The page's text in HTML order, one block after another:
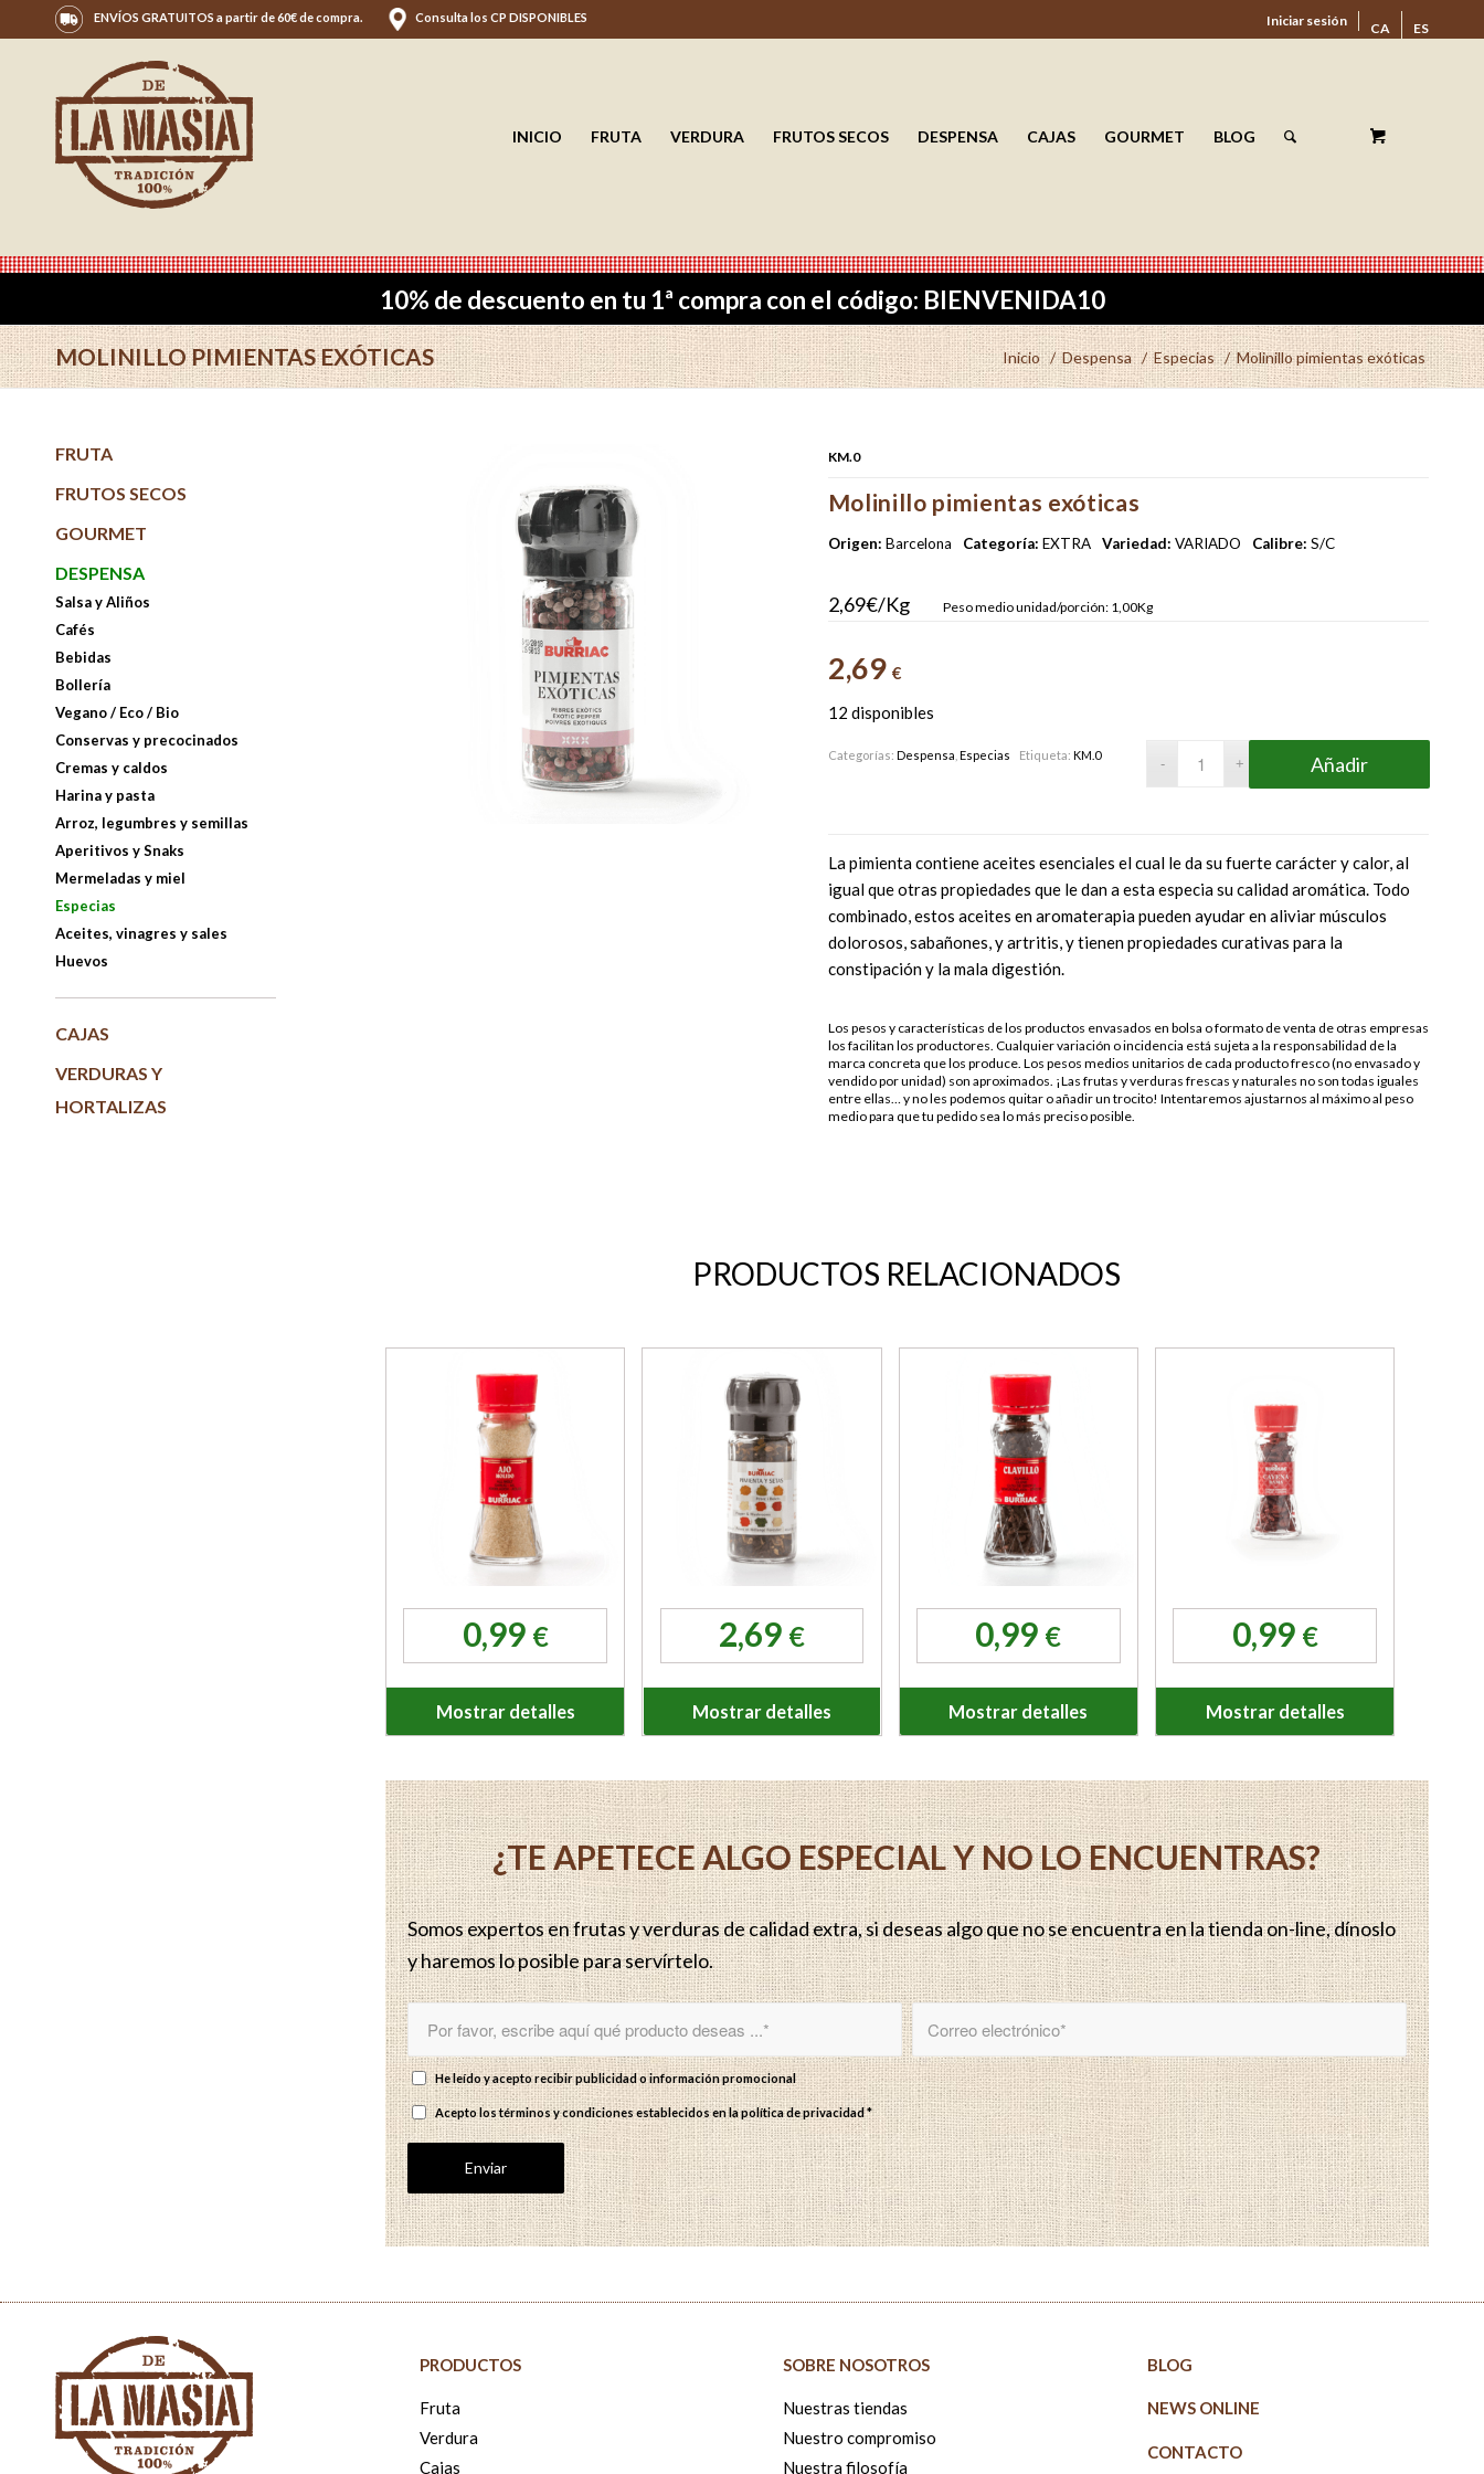
Iniciar sesión CA ES
ENVÍOS GRATUITOS a partir de 60€ de compra. Consulta los CP DISPONIBLES
INICIO FRUTA VERDURA FRUTOS SECOS DESPENSA CAJAS GOURMET BLOG
10% de descuento en tu 1ª compra con el código: BIENVENIDA10
MOLINILLO PIMIENTAS EXÓTICAS Inicio / Despensa / Especias / Molinillo pimientas exóticas
KM.0
Molinillo pimientas exóticas
Origen: Barcelona Categoría: EXTRA Variedad: VARIADO Calibre: S/C
2,69€/Kg Peso medio unidad/porción: 1,00Kg
2,69 €
12 disponibles
Añadir
Categorías: Despensa Especias Etiqueta: KM.0
La pimienta contiene aceites esenciales el cual le da su fuerte carácter y calor, al
igual que otras propiedades que le dan a esta especia su calidad aromática. Todo
combinado, estos aceites en aromaterapia pueden ayudar en aliviar músculos
dolorosos, sabañones, y artritis, y tienen propiedades curativas para la
constipación y la mala digestión.
Los pesos y características de los productos envasados en bolsa o formato de venta de otras empresas
los facilitan los productores. Cualquier variación o incidencia está sujeta a la responsabilidad de la
marca concreta que los produce. Los pesos medios unitarios de cada producto fresco (no envasado y
vendido por unidad) son aproximados. ¡Las frutas y verduras frescas y naturales no son todas iguales
entre ellas… y no les podemos quitar o añadir un trocito! Intentaremos ajustarnos al máximo al peso
medio para que tu pedido sea lo más preciso posible.
PRODUCTOS RELACIONADOS
0,99 €
Mostrar detalles
2,69 €
Mostrar detalles
0,99 €
Mostrar detalles
0,99 €
Mostrar detalles
¿TE APETECE ALGO ESPECIAL Y NO LO ENCUENTRAS?
Somos expertos en frutas y verduras de calidad extra, si deseas algo que no se encuentra en la tienda on-line, dínoslo
y haremos lo posible para servírtelo.
He leído y acepto recibir publicidad o información promocional
Acepto los términos y condiciones establecidos enla política de privacidad*
FRUTA
FRUTOS SECOS
GOURMET
DESPENSA
Salsa y Aliños
Cafés
Bebidas
Bollería
Vegano / Eco / Bio
Conservas y precocinados
Cremas y caldos
Harina y pasta
Arroz, legumbres y semillas
Aperitivos y Snaks
Mermeladas y miel
Especias
Aceites, vinagres y sales
Huevos
CAJAS
VERDURAS Y
HORTALIZAS
PRODUCTOS
Fruta
Verdura
Cajas
SOBRE NOSOTROS
Nuestras tiendas
Nuestro compromiso
Nuestra filosofía
BLOG
NEWS ONLINE
CONTACTO